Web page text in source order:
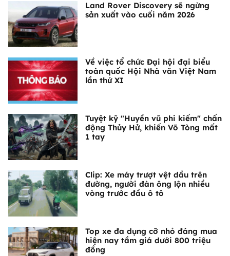
Land Rover Discovery sẽ ngừng
sản xuất vào cuối năm 2026
Về việc tổ chức Đại hội đại biểu
toàn quốc Hội Nhà văn Việt Nam
lần thứ XI
Tuyệt kỹ "Huyền vũ phi kiếm" chấn
động Thủy Hử, khiến Võ Tòng mất
1 tay
Clip: Xe máy trượt vệt dầu trên
đường, người đàn ông lộn nhiều
vòng trước đầu ô tô
Top xe đa dụng cỡ nhỏ đáng mua
hiện nay tầm giá dưới 800 triệu
đồng